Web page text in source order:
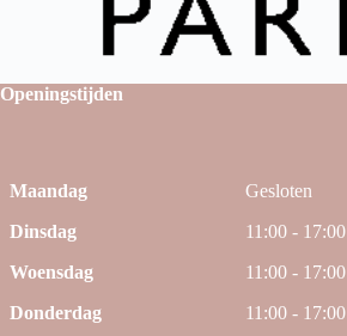
Openingstijden
Maandag
Gesloten
Dinsdag
11:00 - 17:00
Woensdag
11:00 - 17:00
Donderdag
11:00 - 17:00